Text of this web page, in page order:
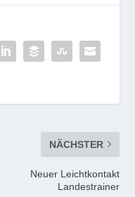
NÄCHSTER
Neuer Leichtkontakt
Landestrainer